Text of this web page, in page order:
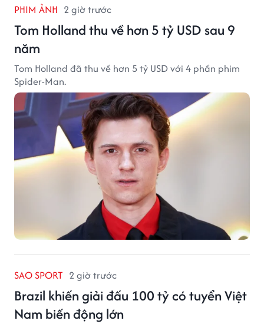
PHIM ẢNH 2 giờ trước
Tom Holland thu về hơn 5 tỷ USD sau 9
năm
Tom Holland đã thu về hơn 5 tỷ USD với 4 phần phim
Spider-Man.
SAO SPORT 2 giờ trước
Brazil khiến giải đấu 100 tỷ có tuyển Việt
Nam biến động lớn